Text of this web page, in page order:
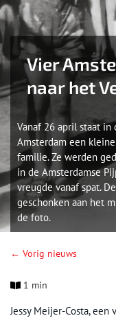
Vier
naar het
Vanaf 26 april staat in
Amsterdam een
familie. Ze werden
in de Amsterdamse
vreugde vanaf spat.
geschonken aan het
de foto.
← Vorig nieuws
1 min
Jessy Meijer-Costa,